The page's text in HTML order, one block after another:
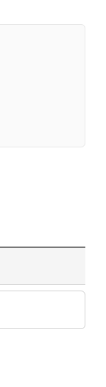
각을 찌르는 대